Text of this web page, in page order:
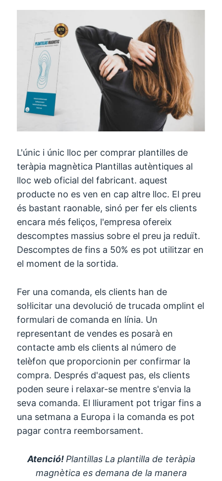
L'únic i únic lloc per comprar plantilles de
teràpia magnètica Plantillas autèntiques al
lloc web oficial del fabricant. aquest
producte no es ven en cap altre lloc. El preu
és bastant raonable, sinó per fer els clients
encara més feliços, l'empresa ofereix
descomptes massius sobre el preu ja reduït.
Descomptes de fins a 50% es pot utilitzar en
el moment de la sortida.
Fer una comanda, els clients han de
sol·licitar una devolució de trucada omplint el
formulari de comanda en línia. Un
representant de vendes es posarà en
contacte amb els clients al número de
telèfon que proporcionin per confirmar la
compra. Després d'aquest pas, els clients
poden seure i relaxar-se mentre s'envia la
seva comanda. El lliurament pot trigar fins a
una setmana a Europa i la comanda es pot
pagar contra reemborsament.
Atenció! Plantillas La plantilla de teràpia
magnètica es demana de la manera